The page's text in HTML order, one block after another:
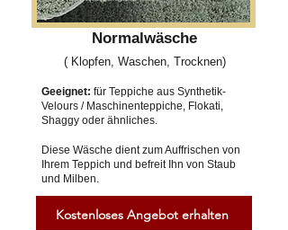
Normalwäsche
( Klopfen, Waschen, Trocknen)
Geeignet: für Teppiche aus Synthetik-
Velours / Maschinenteppiche, Flokati,
Shaggy oder ähnliches.
Diese Wäsche dient zum Auffrischen von
Ihrem Teppich und befreit Ihn von Staub
und Milben.
Kostenloses Angebot erhalten